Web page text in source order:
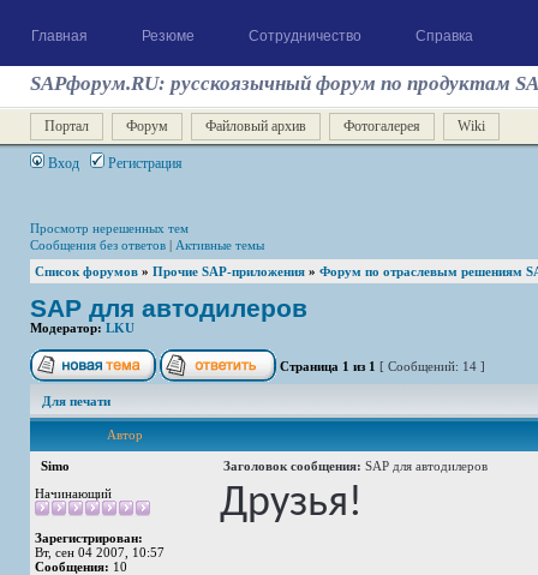
Главная Резюме Сотрудничество Справка
SAPфорум.RU: русскоязычный форум по продуктам
Портал Форум Файловый архив Фотогалерея Wiki
Вход Регистрация
Просмотр нерешенных тем
Сообщения без ответов | Активные темы
Список форумов » Прочие SAP-приложения » Форум по отраслевым решениям
SAP для автодилеров
Модератор: LKU
Страница 1 из 1 [ Сообщений: 14 ]
Для печати
Автор
Simo Заголовок сообщения: SAP для автодилеров
Начинающий
Зарегистрирован:
Вт, сен 04 2007, 10:57
Сообщения: 10
Друзья!